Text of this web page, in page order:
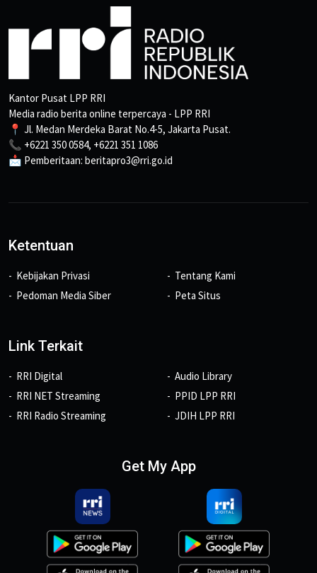
Kantor Pusat LPP RRI
Media radio berita online terpercaya - LPP RRI
📍 Jl. Medan Merdeka Barat No.4-5, Jakarta Pusat.
📞 +6221 350 0584, +6221 351 1086
📩 Pemberitaan: beritapro3@rri.go.id
Ketentuan
Kebijakan Privasi
Pedoman Media Siber
Tentang Kami
Peta Situs
Link Terkait
RRI Digital
RRI NET Streaming
RRI Radio Streaming
Audio Library
PPID LPP RRI
JDIH LPP RRI
Get My App